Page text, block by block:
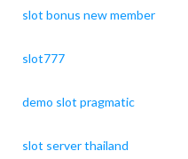
slot bonus new member
slot777
demo slot pragmatic
slot server thailand